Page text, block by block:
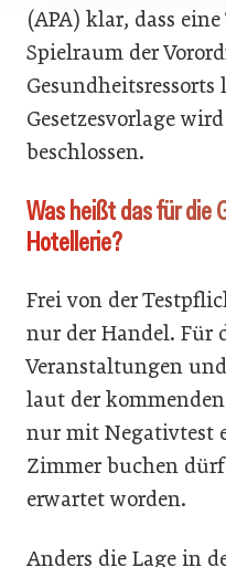
(APA) klar, dass
Spielraum der
Gesundheitsressorts
Gesetzesvorlage
beschlossen.
Was heißt das für die
Hotellerie?
Frei von der
nur der Handel. Für
Veranstaltungen
laut der
nur mit Negativtest
Zimmer buchen
erwartet worden.
Anders die Lage in